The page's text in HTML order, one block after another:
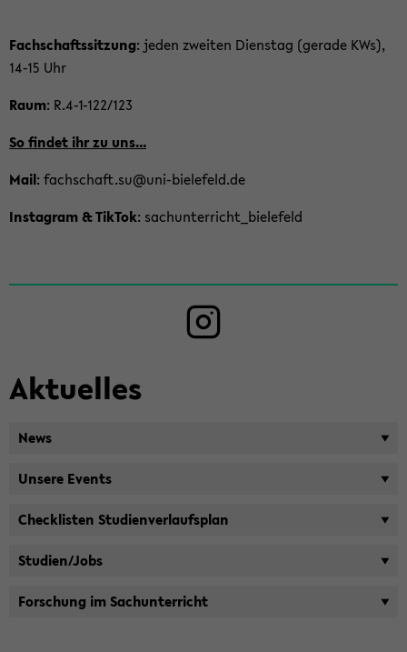
Fach­schafts­sit­zung: jeden zwei­ten Diens­tag (ge­ra­de KWs),
14-15 Uhr
Raum: R.4-​1-122/123
So fin­det ihr zu uns...
Mail: fach­schaft.su@uni-​bielefeld.de
In­sta­gram & Tik­Tok: sach­un­ter­rich­t_­bie­le­feld
Ak­tu­el­les
News
Un­se­re Events
Check­lis­ten Stu­di­en­ver­laufs­plan
Stu­di­en/Jobs
For­schung im Sach­un­ter­richt